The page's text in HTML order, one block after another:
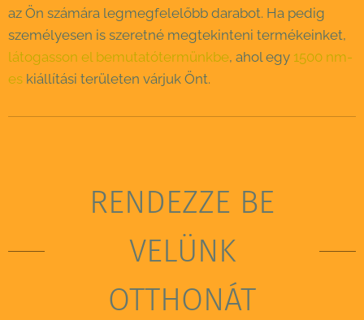
az Ön számára legmegfelelőbb darabot. Ha pedig
személyesen is szeretné megtekinteni termékeinket,
látogasson el bemutatótermünkbe, ahol egy 1500 nm-
es kiállítási területen várjuk Önt.
RENDEZZE BE
VELÜNK
OTTHONÁT